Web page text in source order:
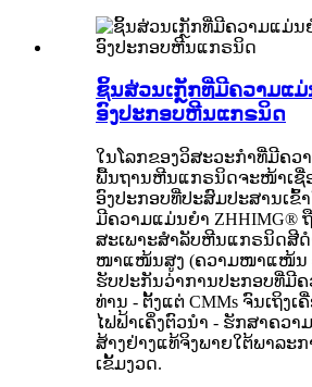
ຊິ້ນສ່ວນເກຼັກທີ່ມີຄວາມແມ່
ອົງປະກອບຫີນແກຣນິດ
ໃນໂລກຂອງວິສະວະກຳທີ່ມີຄວ
ພື້ນຖານຫີນແກຣນິດຈະໜ້າເຊື່
ອົງປະກອບທີ່ປະສົມປະສານເຂົ້
ມີຄວາມແມ່ນຍຳ ZHHIMG®
ສະເພາະສຳລັບຫີນແກຣນິດສີ
ໜາແໜ້ນສູງ (ຄວາມໜາແໜ້ນ ≈
ຮັບປະກັນວ່າການປະກອບທີ່ມີ
ທ່ານ - ຕັ້ງແຕ່ CMMs ຈົນເຖິງ
ໄຟຟ້າເຄິ່ງຕົວນຳ - ຮັກສາຄວາ
ສ້າງຢ່າງແທ້ຈິງພາຍໃຕ້ພາລະ
ເຂັ້ມງວດ.